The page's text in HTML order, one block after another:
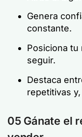
Genera
constante.
Posiciona tu
seguir.
Destaca
repetitivas
05 Gánate el